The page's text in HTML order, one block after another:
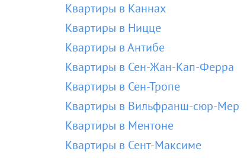
Квартиры в Каннах
Квартиры в Ницце
Квартиры в Антибе
Квартиры в Сен-Жан-Кап-Ферра
Квартиры в Сен-Тропе
Квартиры в Вильфранш-сюр-Мер
Квартиры в Ментоне
Квартиры в Сент-Максиме